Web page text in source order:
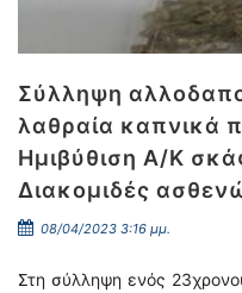
Σύλληψη
λαθραία καπνικά
Ημιβύθιση Α/Κ
Διακομιδές
08/04/2023 3:16 μμ.
Στη σύλληψη ενός